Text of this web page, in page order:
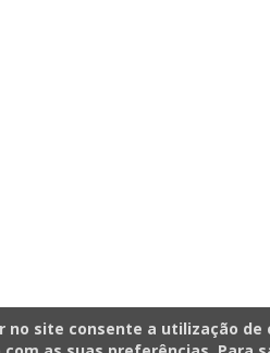
no site consente a utilização de